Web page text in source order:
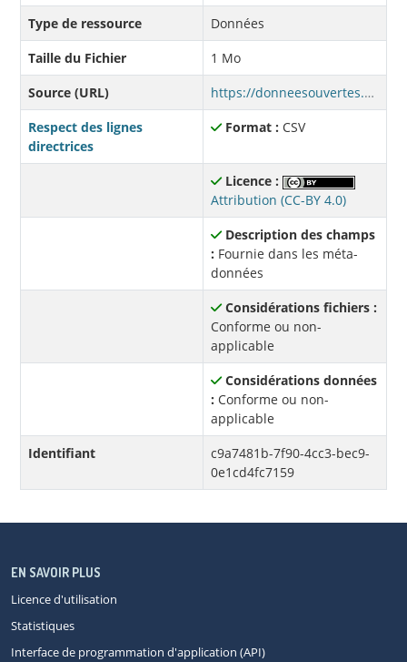
Type de ressource
Données
Taille du Fichier
1 Mo
Source (URL)
https://donneesouvertes.affmunqc.net/sqeep_2019_2025/validite_region_2019.csv
Respect des lignes
directrices
Format : CSV
Licence :
Attribution (CC-BY 4.0)
Description des champs
: Fournie dans les méta-
données
Considérations fichiers :
Conforme ou non-
applicable
Considérations données
: Conforme ou non-
applicable
Identifiant
c9a7481b-7f90-4cc3-bec9-
0e1cd4fc7159
EN SAVOIR PLUS
Licence d'utilisation
Statistiques
Interface de programmation d'application (API)